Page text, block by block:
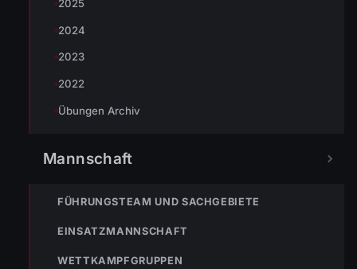
2025
2024
2023
2022
Übungen Archiv
Mannschaft
FÜHRUNGSTEAM UND SACHGEBIETE
EINSATZMANNSCHAFT
WETTKAMPFGRUPPEN